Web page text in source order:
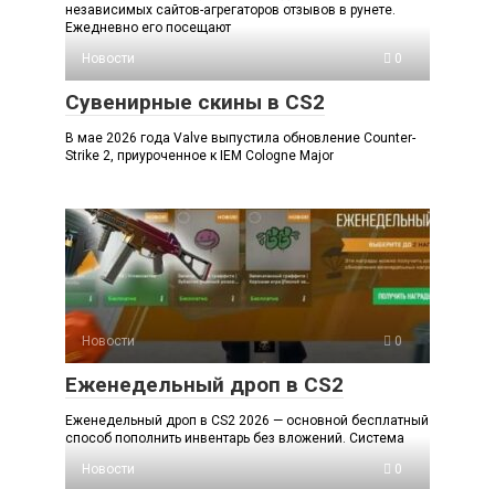
независимых сайтов-агрегаторов отзывов в рунете.
Ежедневно его посещают
Новости
0
Сувенирные скины в CS2
В мае 2026 года Valve выпустила обновление Counter-
Strike 2, приуроченное к IEM Cologne Major
Новости 0
Еженедельный дроп в CS2
Еженедельный дроп в CS2 2026 — основной бесплатный
способ пополнить инвентарь без вложений. Система
Новости
0